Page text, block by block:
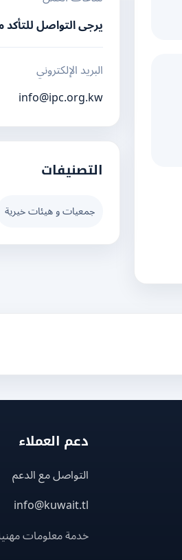
يرجى التواصل
البريد الإلكتروني
info@ipc.org.kw
التصنيفات
جمعيات و هيئات خيرية
دعم العملاء
التواصل مع الدعم
info@kuwait.tl
خدمة معلومات